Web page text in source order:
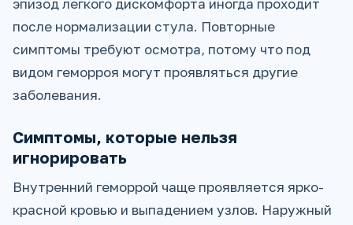
эпизод легкого дискомфорта иногда проходит
после нормализации стула. Повторные
симптомы требуют осмотра, потому что под
видом геморроя могут проявляться другие
заболевания.
Симптомы, которые нельзя
игнорировать
Внутренний геморрой чаще проявляется ярко-
красной кровью и выпадением узлов. Наружный